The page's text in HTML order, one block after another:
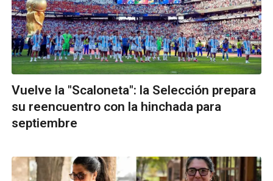
Vuelve la "Scaloneta": la Selección prepara
su reencuentro con la hinchada para
septiembre